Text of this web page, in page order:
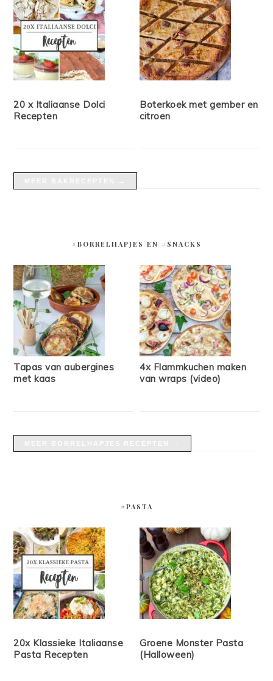
20 x Italiaanse Dolci
Recepten
Boterkoek met gember en
citroen
#BORRELHAPJES EN #SNACKS
Tapas van aubergines
met kaas
4x Flammkuchen maken
van wraps (video)
#PASTA
20x Klassieke Italiaanse
Pasta Recepten
Groene Monster Pasta
(Halloween)